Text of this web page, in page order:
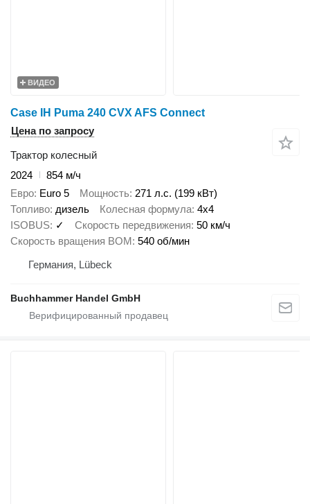
ВИДЕО
Case IH Puma 240 CVX AFS Connect
Цена по запросу
Трактор колесный
2024
854 м/ч
Евро Euro 5 Мощность 271 л.с. (199 кВт)
Топливо дизель Колесная формула 4x4
ISOBUS ✓ Скорость передвижения 50 км/ч
Скорость вращения ВОМ 540 об/мин
Германия, Lübeck
Buchhammer Handel GmbH